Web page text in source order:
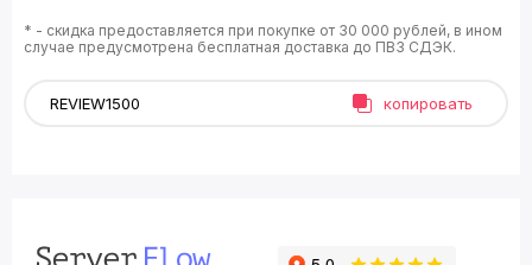
* - скидка предоставляется при покупке от 30 000 рублей, в ином
случае предусмотрена бесплатная доставка до ПВЗ СДЭК.
копировать